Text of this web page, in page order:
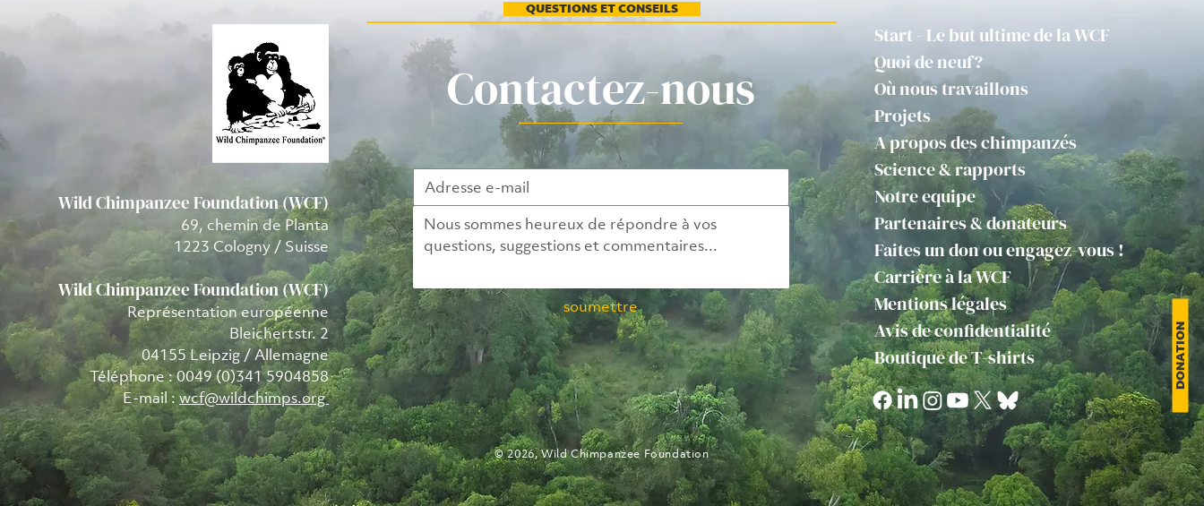
DONATION
Wild Chimpanzee Foundation (WCF)
69, chemin de Planta
1223 Cologny / Suisse
Wild Chimpanzee Foundation (WCF)
Représentation européenne
Bleichertstr. 2
04155 Leipzig / Allemagne
Téléphone : 0049 (0)341 5904858
E-mail :wcf@wildchimps.org
QUESTIONS ET CONSEILS
Contactez-nous
soumettre
Start - Le but ultime de la WCF
Quoi de neuf?
Où nous travaillons
Projets
A propos des chimpanzés
Science & rapports
Notre equipe
Partenaires & donateurs
Faites un don ou engagez-vous !
Carrière à la WCF
Mentions légales
Avis de confidentialité
Boutique de T-shirts
© 2026, Wild Chimpanzee Foundation